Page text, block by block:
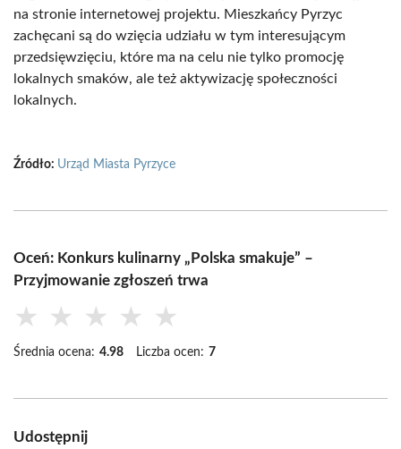
na stronie internetowej projektu. Mieszkańcy Pyrzyc
zachęcani są do wzięcia udziału w tym interesującym
przedsięwzięciu, które ma na celu nie tylko promocję
lokalnych smaków, ale też aktywizację społeczności
lokalnych.
Źródło: Urząd Miasta Pyrzyce
Oceń: Konkurs kulinarny „Polska smakuje” –
Przyjmowanie zgłoszeń trwa
★ ★ ★ ★ ★
Średnia ocena: 4.98 Liczba ocen: 7
Udostępnij